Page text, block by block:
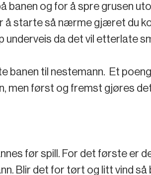
banen og for å spre grusen
å starte så nærme gjæret du
underveis da det vil etterlate
banen til nestemann. Et
men først og fremst gjøres
før spill. For det første er
Blir det for tørt og litt vind så